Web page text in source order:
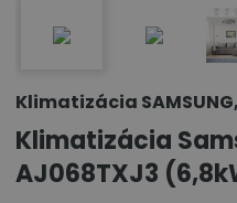
Klimatizácia
Klimatizácia
AJ068TXJ3